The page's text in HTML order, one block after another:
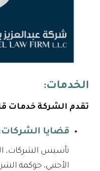
الخدمات:
تقدم الشركة خدمات
قضايا
تأسيس الشركات،
الأجنبي، حوكمة